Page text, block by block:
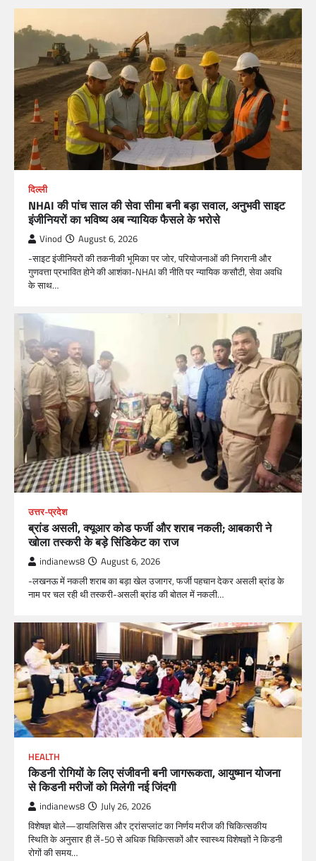
दिल्ली
NHAI की पांच साल की सेवा सीमा बनी बड़ा सवाल, अनुभवी साइट
इंजीनियरों का भविष्य अब न्यायिक फैसले के भरोसे
Vinod August 6, 2026
-साइट इंजीनियरों की तकनीकी भूमिका पर जोर, परियोजनाओं की निगरानी और
गुणवत्ता प्रभावित होने की आशंका-NHAI की नीति पर न्यायिक कसौटी, सेवा अवधि
के साथ…
उत्तर-प्रदेश
ब्रांड असली, क्यूआर कोड फर्जी और शराब नकली; आबकारी ने
खोला तस्करी के बड़े सिंडिकेट का राज
indianews8 August 6, 2026
-लखनऊ में नकली शराब का बड़ा खेल उजागर, फर्जी पहचान देकर असली ब्रांड के
नाम पर चल रही थी तस्करी-असली ब्रांड की बोतल में नकली…
HEALTH
किडनी रोगियों के लिए संजीवनी बनी जागरूकता, आयुष्मान योजना
से किडनी मरीजों को मिलेगी नई जिंदगी
indianews8 July 26, 2026
विशेषज्ञ बोले—डायलिसिस और ट्रांसप्लांट का निर्णय मरीज की चिकित्सकीय
स्थिति के अनुसार ही लें-50 से अधिक चिकित्सकों और स्वास्थ्य विशेषज्ञों ने किडनी
रोगों की समय…